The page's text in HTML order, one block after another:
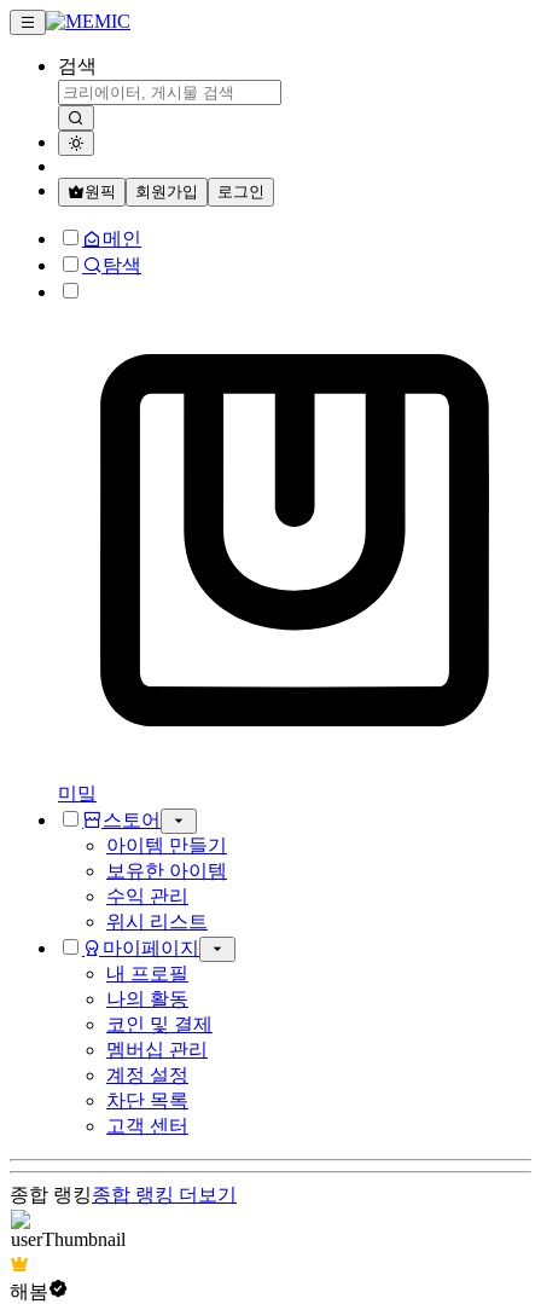
검색
원픽 회원가입 로그인
메인
탐색
미밐
스토어
아이템 만들기
보유한 아이템
수익 관리
위시 리스트
마이페이지
내 프로필
나의 활동
코인 및 결제
멤버십 관리
계정 설정
차단 목록
고객 센터
종합 랭킹종합 랭킹 더보기
해봄